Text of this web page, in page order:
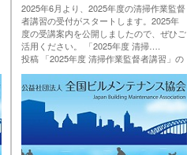
2025年6月より、2025年度の清掃作業監督
者講習の受付がスタートします。2025年
度の受講案内を公開しましたので、ぜひご
活用ください。 「2025年度 清掃….
投稿 「2025年度 清掃作業監督者講習」の
ンス協会 に最初に表示されました。
…